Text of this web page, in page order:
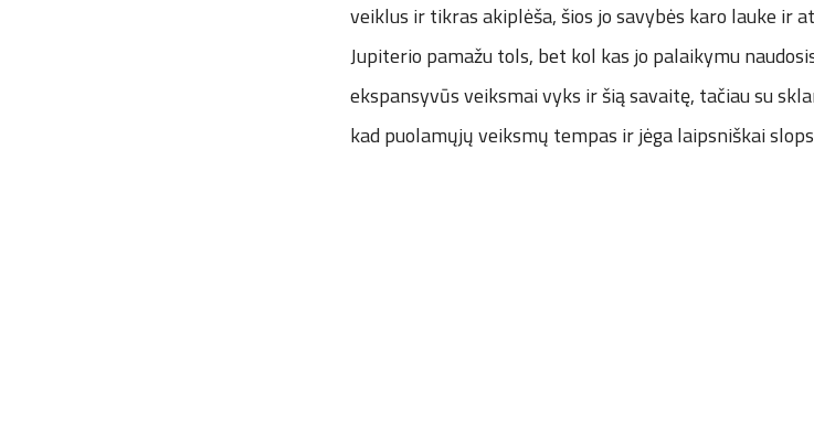
veiklus ir tikras akiplėša, šios jo savybės karo lauke ir
Jupiterio pamažu tols, bet kol kas jo palaikymu
ekspansyvūs veiksmai vyks ir šią savaitę, tačiau su
kad puolamųjų veiksmų tempas ir jėga laipsniškai